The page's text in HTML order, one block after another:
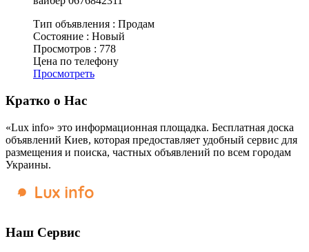
Тип объявления : Продам
Состояние : Новый
Просмотров : 778
Цена по телефону
Просмотреть
Кратко о Нас
«Lux info» это информационная площадка. Бесплатная доска
объявлений Киев, которая предоставляет удобный сервис для
размещения и поиска, частных объявлений по всем городам
Украины.
Наш Сервис